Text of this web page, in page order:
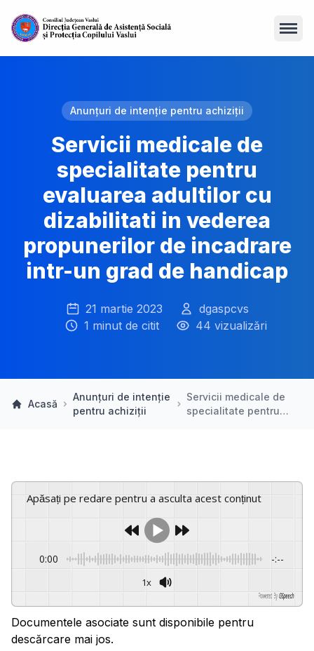
Anunțuri de intenție pentru achiziții
Servicii medicale de
specialitate pentru
evaluarea adultilor cu
dizabilitati in vederea
propunerilor de incadrare
intr-un grad de handicap
21 martie 2023
dgaspcvs
1 minut de citit
44 vizualizări
Acasă
Anunțuri de intenție
pentru achiziții
Servicii medicale de
specialitate pentru…
Apăsați pe redare pentru a asculta acest conținut
0:00 -:--
1x
Powered By GSpeech
Documentele asociate sunt disponibile pentru
descărcare mai jos.